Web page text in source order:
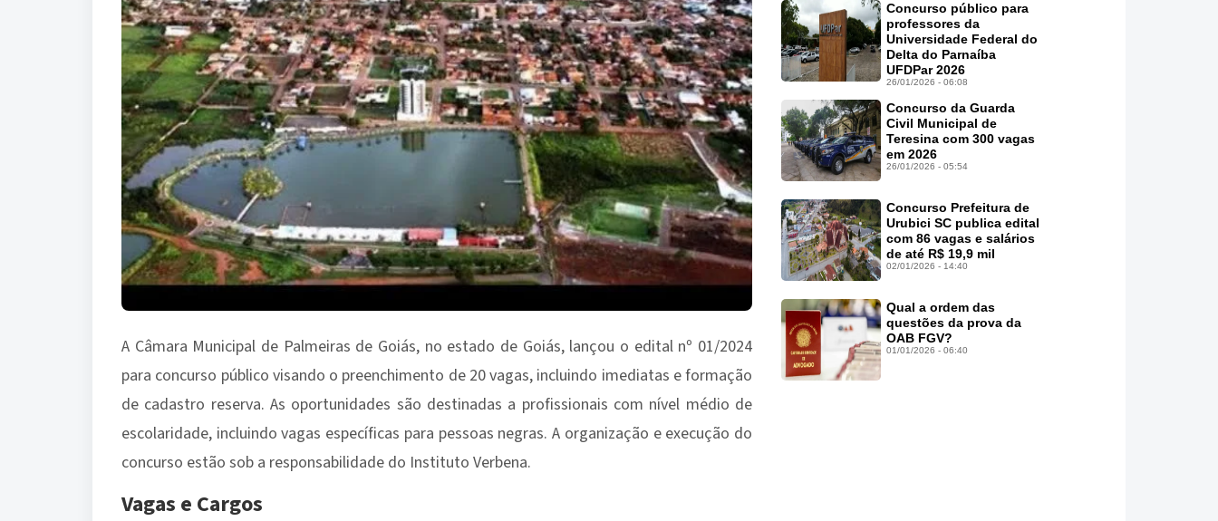
A Câmara Municipal de Palmeiras de Goiás, no estado de Goiás, lançou o edital nº 01/2024
para concurso público visando o preenchimento de 20 vagas, incluindo imediatas e formação
de cadastro reserva. As oportunidades são destinadas a profissionais com nível médio de
escolaridade, incluindo vagas específicas para pessoas negras. A organização e execução do
concurso estão sob a responsabilidade do Instituto Verbena.
Vagas e Cargos
Concurso público para
professores da
Universidade Federal do
Delta do Parnaíba
UFDPar 2026
26/01/2026 - 06:08
Concurso da Guarda
Civil Municipal de
Teresina com 300 vagas
em 2026
26/01/2026 - 05:54
Concurso Prefeitura de
Urubici SC publica edital
com 86 vagas e salários
de até R$ 19,9 mil
02/01/2026 - 14:40
Qual a ordem das
questões da prova da
OAB FGV?
01/01/2026 - 06:40